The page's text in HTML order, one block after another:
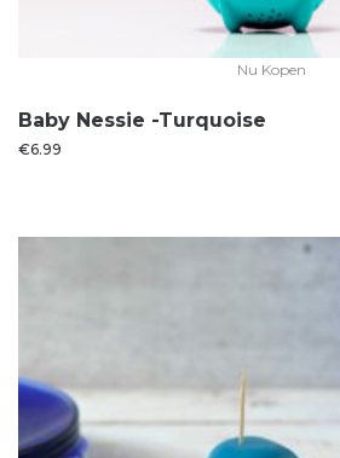
Nu Kopen
Baby Nessie -Turquoise
€6.99